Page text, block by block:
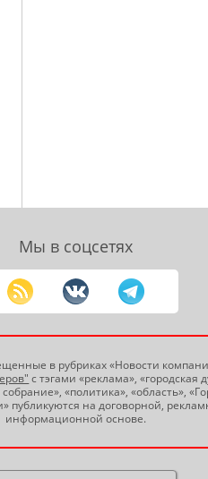
Мы в соцсетях
в рубриках «Новости
с тэгами «реклама», «городская
«политика», «область»,
публикуются на договорной,
информационной основе.